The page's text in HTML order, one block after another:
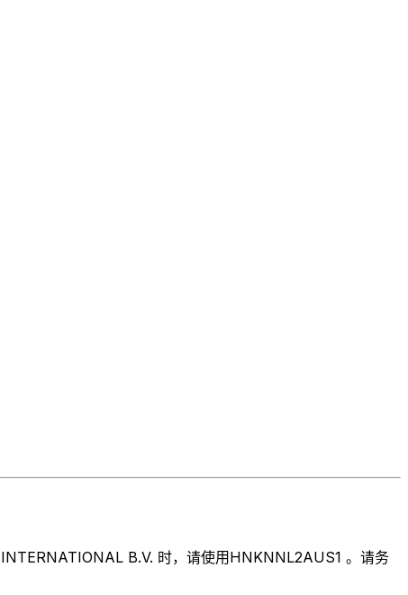
B.V. 时，请使用HNKNNL2AUS1 。请务